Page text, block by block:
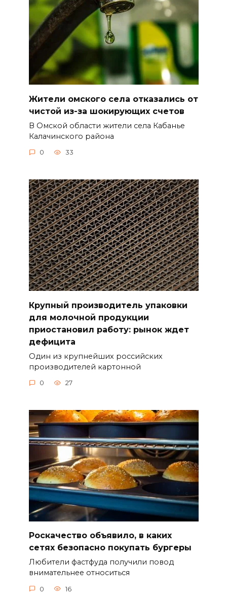
Жители омского села отказались от
чистой из-за шокирующих счетов
В Омской области жители села Кабанье
Калачинского района
0 33
Крупный производитель упаковки
для молочной продукции
приостановил работу: рынок ждет
дефицита
Один из крупнейших российских
производителей картонной
0 27
Роскачество объявило, в каких
сетях безопасно покупать бургеры
Любители фастфуда получили повод
внимательнее относиться
0 16